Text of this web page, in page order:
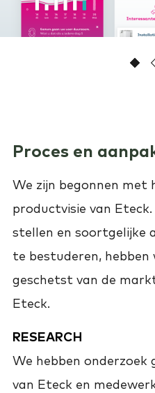
1
Proces en
We zijn begonnen met
productvisie van
stellen en soortgelijke
te bestuderen, hebben
geschetst van de
Eteck.
RESEARCH
We hebben onderzoek
van Eteck en